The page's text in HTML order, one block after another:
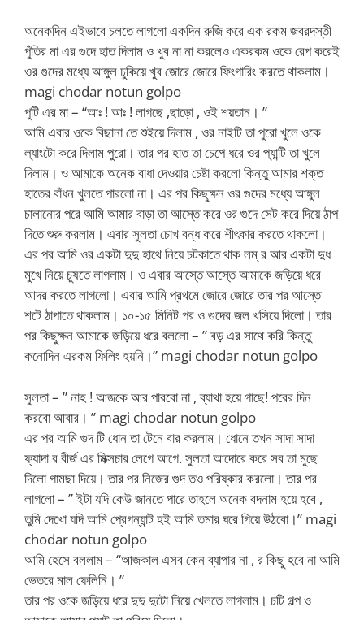
অনেকদিন এইভাবে চলতে লাগলো একদিন রুজি করে এক রকম জবরদস্তী
পুঁতির মা এর গুদে হাত দিলাম ও খুব না না করলেও একরকম ওকে রেপ করেই
ওর গুদের মধ্যে আঙ্গুল ঢুকিয়ে খুব জোরে জোরে ফিংগারিং করতে থাকলাম।
magi chodar notun golpo
পুটি এর মা – “আঃ ! আঃ ! লাগছে ,ছাড়ো , ওই শয়তান। ”
আমি এবার ওকে বিছানা তে শুইয়ে দিলাম , ওর নাইটি তা পুরো খুলে ওকে
ল্যাংটো করে দিলাম পুরো। তার পর হাত তা চেপে ধরে ওর প্যান্টি তা খুলে
দিলাম। ও আমাকে অনেক বাধা দেওয়ার চেষ্টা করলো কিন্তু আমার শক্ত
হাতের বাঁধন খুলতে পারলো না। এর পর কিছুক্ষন ওর গুদের মধ্যে আঙ্গুল
চালানোর পরে আমি আমার বাড়া তা আস্তে করে ওর গুদে সেট করে দিয়ে ঠাপ
দিতে শুরু করলাম। এবার সুলতা চোখ বন্ধ করে শীৎকার করতে থাকলো।
এর পর আমি ওর একটা দুদু হাথে নিয়ে চটকাতে থাক লম্ র আর একটা দুধ
মুখে নিয়ে চুষতে লাগলাম। ও এবার আস্তে আস্তে আমাকে জড়িয়ে ধরে
আদর করতে লাগলো। এবার আমি প্রথমে জোরে জোরে তার পর আস্তে
শটে ঠাপাতে থাকলাম। ১০-১৫ মিনিট পর ও গুদের জল খসিয়ে দিলো। তার
পর কিছুক্ষন আমাকে জড়িয়ে ধরে বললো – ” বড় এর সাথে করি কিন্তু
কনোদিন এরকম ফিলিং হয়নি।” magi chodar notun golpo
সুলতা – ” নাহ ! আজকে আর পারবো না , ব্যাথা হয়ে গাছে! পরের দিন
করবো আবার। ” magi chodar notun golpo
এর পর আমি গুদ টি ধোন তা টেনে বার করলাম। ধোনে তখন সাদা সাদা
ফ্যাদা র বীর্জ এর মিক্সচার লেগে আগে. সুলতা আদোরে করে সব তা মুছে
দিলো গামছা দিয়ে। তার পর নিজের গুদ তও পরিষ্কার করলো। তার পর
লাগলো – ” ইটা যদি কেউ জানতে পারে তাহলে অনেক বদনাম হয়ে হবে ,
তুমি দেখো যদি আমি প্রেগন্যান্ট হই আমি তমার ঘরে গিয়ে উঠবো।” magi
chodar notun golpo
আমি হেসে বললাম – “আজকাল এসব কেন ব্যাপার না , র কিছু হবে না আমি
ভেতরে মাল ফেলিনি। ”
তার পর ওকে জড়িয়ে ধরে দুদু দুটো নিয়ে খেলতে লাগলাম। চটি গল্প ও